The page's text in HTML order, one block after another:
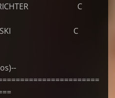
RICHTER C
C